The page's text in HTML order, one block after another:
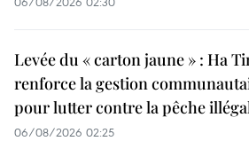
Levée du « carton jaune » : Ha
renforce la gestion
pour lutter contre la pêche
06/08/2026 02:25